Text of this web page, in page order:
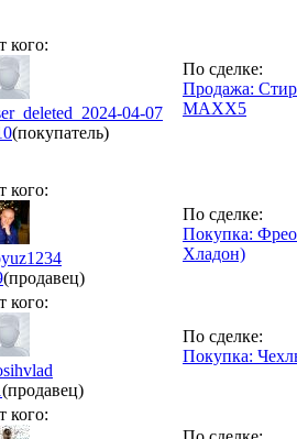
кого:
04-07
(покупатель)
По сделке:
Продажа:
MAXX5
кого:
(продавец)
По сделке:
Покупка:
Хладон)
кого:
(продавец)
По сделке:
Покупка:
кого: